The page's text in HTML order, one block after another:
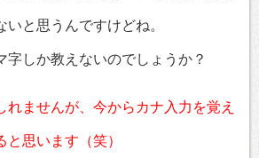
いと思うんですけどね。
字しか教えないのでしょうか？
れませんが、今からカナ入力を覚え
思います（笑）